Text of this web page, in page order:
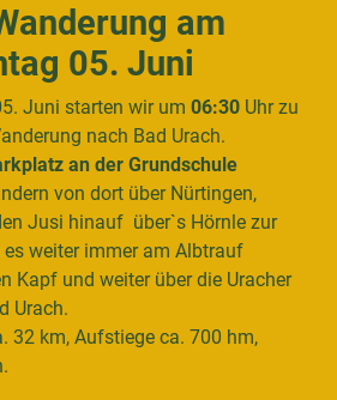
am
05. Juni
Juni starten wir um 06:30 Uhr zu
nach Bad Urach.
an der Grundschule
von dort über Nürtingen,
Jusi hinauf über`s Hörnle zur
weiter immer am Albtrauf
Kapf und weiter über die Uracher
Urach.
32 km, Aufstiege ca. 700 hm,